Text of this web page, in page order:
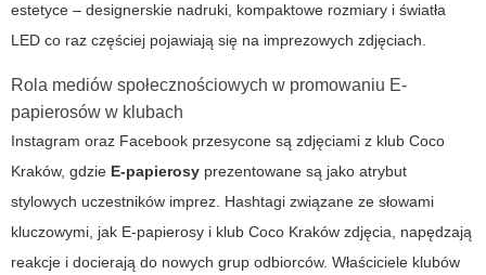
estetyce – designerskie nadruki, kompaktowe rozmiary i światła
LED co raz częściej pojawiają się na imprezowych zdjęciach.
Rola mediów społecznościowych w promowaniu E-
papierosów w klubach
Instagram oraz Facebook przesycone są zdjęciami z klub Coco
Kraków, gdzie E-papierosy prezentowane są jako atrybut
stylowych uczestników imprez. Hashtagi związane ze słowami
kluczowymi, jak E-papierosy i klub Coco Kraków zdjęcia, napędzają
reakcje i docierają do nowych grup odbiorców. Właściciele klubów